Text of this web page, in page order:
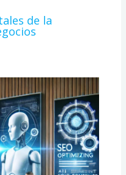
de la